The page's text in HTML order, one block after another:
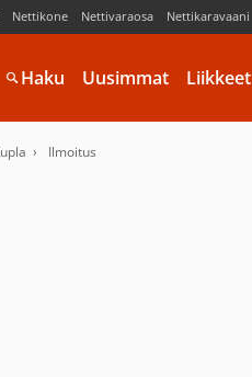
Nettikone Nettivaraosa Nettikaravaani
Haku Uusimmat Liikkeet
Ilmoitus